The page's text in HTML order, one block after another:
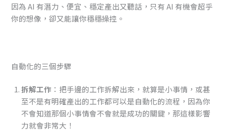
因為 AI 有潛力、便宜、穩定產出又聽話，只有 AI 有機會超乎
你的想像，卻又能讓你穩穩操控。
自動化的三個步驟
拆解工作 ：把手邊的工作拆解出來，就算是小事情，或甚
至不是有明確產出的工作都可以是自動化的流程，因為你
不會知道那個小事情會不會就是成功的關鍵，那這樣影響
力就會非常大！